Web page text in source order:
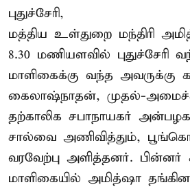
புதுச்சேரி,
மத்திய உள்துறை மந்திரி
8.30 மணியளவில் புதுச்சேரி
மாளிகைக்கு வந்த அவருக்கு
கைலாஷ்நாதன், முதல்-
தற்காலிக சபாநாயகர்
சால்வை அணிவித்தும்,
வரவேற்பு அளித்தனர். பின்னர்
மாளிகையில் அமித்ஷா